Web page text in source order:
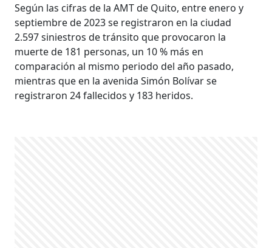
Según las cifras de la AMT de Quito, entre enero y
septiembre de 2023 se registraron en la ciudad
2.597 siniestros de tránsito que provocaron la
muerte de 181 personas, un 10 % más en
comparación al mismo periodo del año pasado,
mientras que en la avenida Simón Bolívar se
registraron 24 fallecidos y 183 heridos.